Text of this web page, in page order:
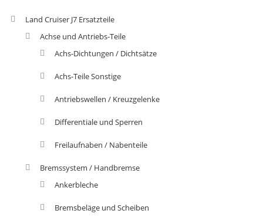
Land Cruiser J7 Ersatzteile
Achse und Antriebs-Teile
Achs-Dichtungen / Dichtsätze
Achs-Teile Sonstige
Antriebswellen / Kreuzgelenke
Differentiale und Sperren
Freilaufnaben / Nabenteile
Bremssystem / Handbremse
Ankerbleche
Bremsbeläge und Scheiben